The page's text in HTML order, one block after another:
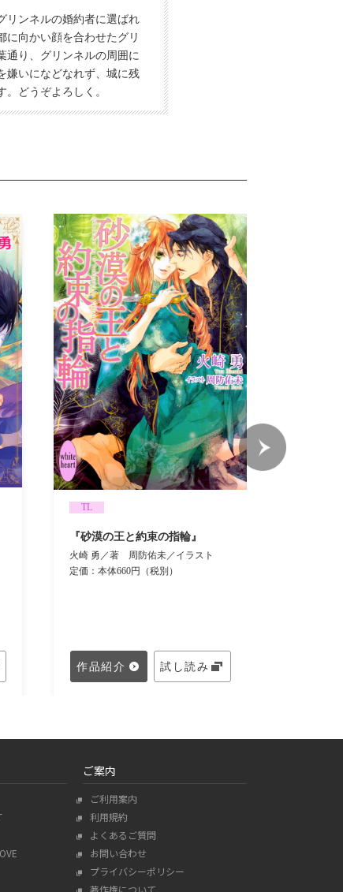
リンネルの婚約者に選ばれ
に向かい顔を合わせたグリ
通り、グリンネルの周囲に
嫌いになどなれず、城に残
どうぞよろしく。
TL
『砂漠の王と約束の指輪』
火崎 勇／著 周防佑未／イラスト
定価：本体660円（税別）
作品紹介 試し読み
ご案内
ご利用案内
利用規約
よくあるご質問
お問い合わせ
プライバシーポリシー
著作権について